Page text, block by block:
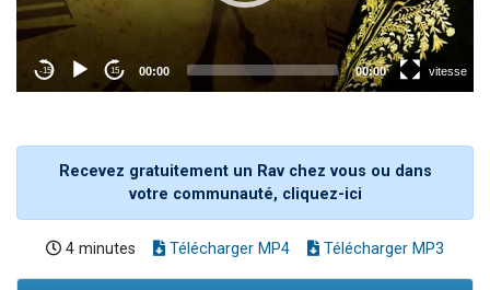
Recevez gratuitement un Rav chez vous ou dans
votre communauté, cliquez-ici
4 minutes Télécharger MP4 Télécharger MP3